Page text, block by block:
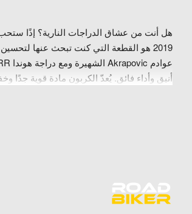
2019 هو القطعة التي كنت تبحث عنها
أنيق وأداء فائق. يُعدّ الكربون مادة قوية